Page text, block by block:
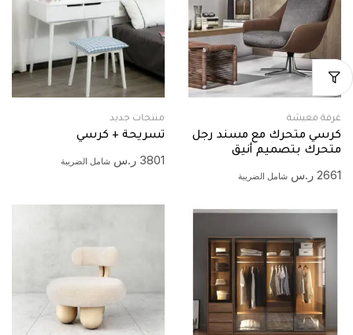
غرفة معيشة
كرسي متحرك مع مسند رجل
متحرك بتصميم أنيق
2661 ر.س شامل الضريبة
منتجات جديد
تسريحة + كرسي
3801 ر.س شامل الضريبة